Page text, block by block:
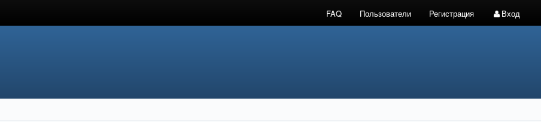
FAQ Пользователи Регистрация Вход